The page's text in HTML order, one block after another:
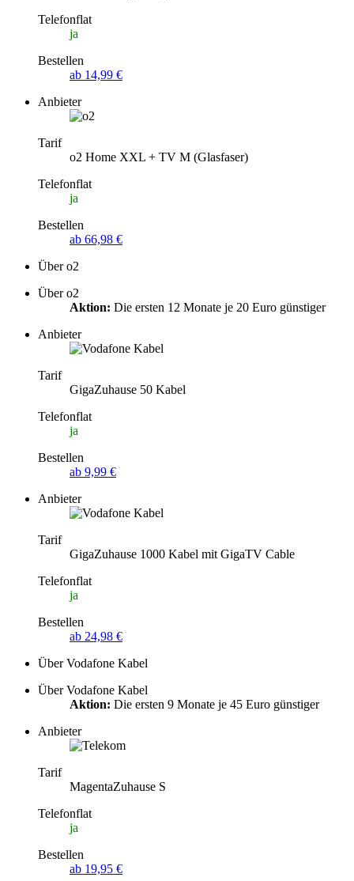
Telefonflat
ja
Bestellen
ab 14,99 €
Anbieter
Tarif
o2 Home XXL + TV M (Glasfaser)
Telefonflat
ja
Bestellen
ab 66,98 €
Über o2
Über o2
Aktion: Die ersten 12 Monate je 20 Euro günstiger
Anbieter
Tarif
GigaZuhause 50 Kabel
Telefonflat
ja
Bestellen
ab 9,99 €
Anbieter
Tarif
GigaZuhause 1000 Kabel mit GigaTV Cable
Telefonflat
ja
Bestellen
ab 24,98 €
Über Vodafone Kabel
Über Vodafone Kabel
Aktion: Die ersten 9 Monate je 45 Euro günstiger
Anbieter
Tarif
MagentaZuhause S
Telefonflat
ja
Bestellen
ab 19,95 €